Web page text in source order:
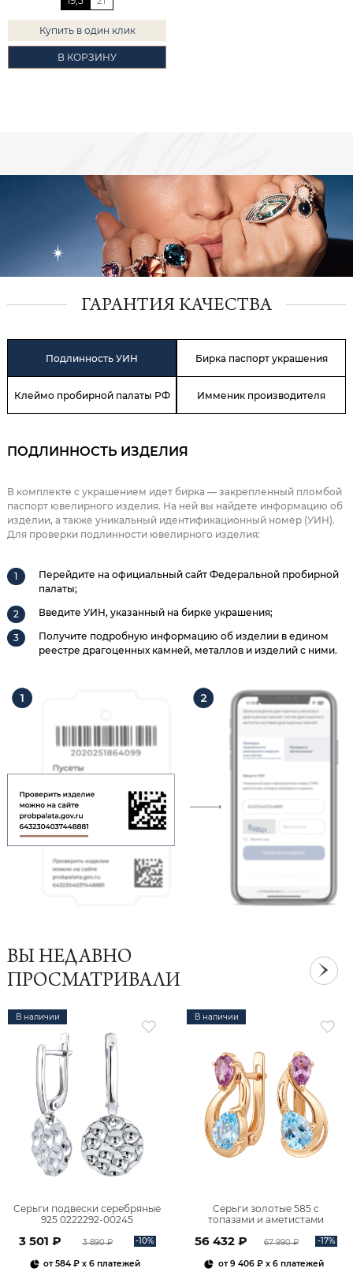
Купить в один клик
В КОРЗИНУ
ГАРАНТИЯ КАЧЕСТВА
Подлинность УИН Бирка паспорт украшения
Клеймо пробирной палаты РФ Имменик производителя
ПОДЛИННОСТЬ ИЗДЕЛИЯ
В комплекте с украшением идет бирка — закрепленный пломбой
паспорт ювелирного изделия. На ней вы найдете информацию об
изделии, а также уникальный идентификационный номер (УИН).
Для проверки подлинности ювелирного изделия:
Перейдите на официальный сайт Федеральной пробирной
палаты;
Введите УИН, указанный на бирке украшения;
Получите подробную информацию об изделии в едином
реестре драгоценных камней, металлов и изделий с ними.
ВЫ НЕДАВНО
ПРОСМАТРИВАЛИ
В наличии
Серьги подвески серебряные
925 0222292-00245
3 501 ₽ 3 890 ₽ -10%
от584 ₽ x 6 платежей
В наличии
Серьги золотые 585 с
топазами и аметистами
56 432 ₽ 67 990 ₽ -17%
от9 406 ₽x 6 платежей